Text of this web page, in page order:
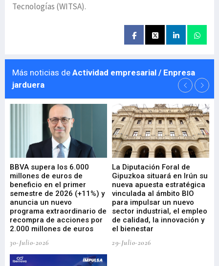
Tecnologías (WITSA).
Más noticias de Actividad empresarial / Enpresa
jarduera
BBVA supera los 6.000
millones de euros de
beneficio en el primer
semestre de 2026 (+11%) y
anuncia un nuevo
programa extraordinario de
recompra de acciones por
2.000 millones de euros
30-Julio-2026
La Diputación Foral de
Gipuzkoa situará en Irún su
nueva apuesta estratégica
vinculada al ámbito BIO
para impulsar un nuevo
sector industrial, el empleo
de calidad, la innovación y
el bienestar
29-Julio-2026